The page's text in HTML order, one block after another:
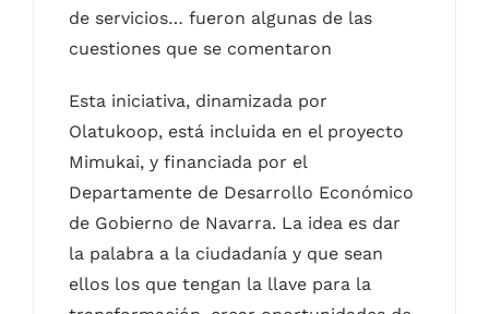
de servicios… fueron algunas de las
cuestiones que se comentaron
Esta iniciativa, dinamizada por
Olatukoop, está incluida en el proyecto
Mimukai, y financiada por el
Departamente de Desarrollo Económico
de Gobierno de Navarra. La idea es dar
la palabra a la ciudadanía y que sean
ellos los que tengan la llave para la